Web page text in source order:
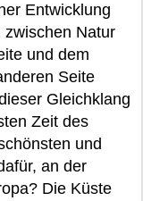
Entwicklung
Natur
und dem
Seite
Gleichklang
Zeit des
und
an der
Die Küste